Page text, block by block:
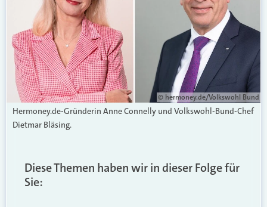
© hermoney.de/Volkswohl Bund
Hermoney.de-Gründerin Anne Connelly und Volkswohl-Bund-Chef
Dietmar Bläsing.
Diese Themen haben wir in dieser Folge für
Sie: